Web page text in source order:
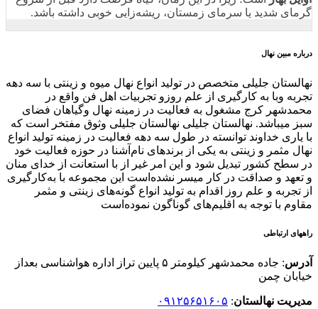
گرمای شدید یا سرمای زمستان، ریشه‌زایی خوبی داشته باشد.
درباره مبین نهال
نهالستان جلیلی متخصص در تولید انواع نهال میوه و زینتی با سه دهه
تجربه وبا به کارگیری از علم روزو تجربیات اهل فن واقع در
محمدشهر کرج مشغول به فعالیت در زمینه نهال وگیاهان فضای
سبز میباشد. نهالستان جلیلی نهالستان جلیلی وثوق مفتخر است که
با یاری خداوند توانسته در طول سه دهه فعالیت در زمینه تولید انواع
نهال مثمر و زینتی به یکی از برندهای نام‌آشنا در حوزه فعالیت خود
در سطح کشور تبدیل شود و این امر غیر از با استعانت از خدای منان
و تعهد و صداقت در کار میسر نشده‌است این مجموعه با به‌کارگیری
از تجربه و علم روز اقدام به تولید انواع گونه‌های زینتی و مثمر
مقاوم با توجه به اقلیم‌های گوناگون نموده‌است
راههای ارتباطی
آدرس
: جاده محمدشهر کیلومتر ۵ پایین تراز اداره هواشناسی بعداز
خیابان چمن
مدیریت نهالستان: ۰۹۱۲۵۶۵۱۶۰۵